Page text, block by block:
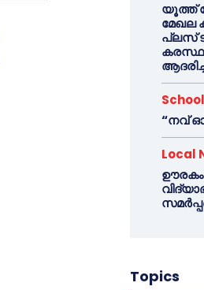
യൂത്ത്
മേഖല
പ്ലസ്
“നവ്
Local
ഊരകം
Topics